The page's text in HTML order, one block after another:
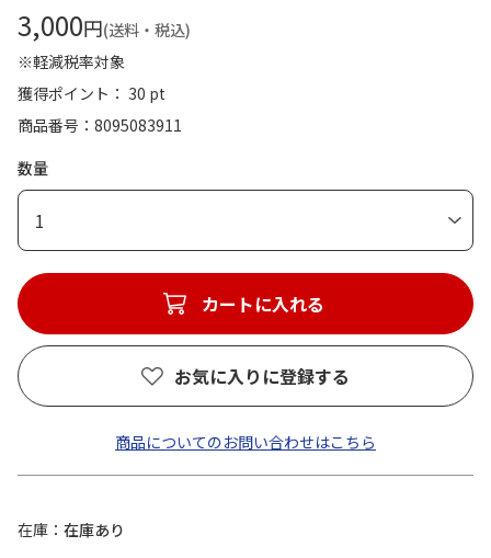
3,000円(送料・税込)
※軽減税率対象
獲得ポイント： 30 pt
商品番号
8095083911
数量
1
カートに入れる
お気に入りに登録する
商品についてのお問い合わせはこちら
在庫
在庫あり